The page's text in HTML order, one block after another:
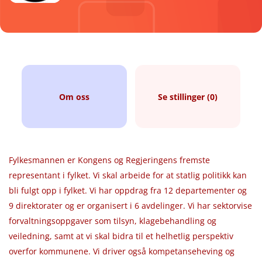
Om oss Se stillinger (0)
Fylkesmannen er Kongens og Regjeringens fremste
representant i fylket. Vi skal arbeide for at statlig politikk kan
bli fulgt opp i fylket. Vi har oppdrag fra 12 departementer og
9 direktorater og er organisert i 6 avdelinger. Vi har sektorvise
forvaltningsoppgaver som tilsyn, klagebehandling og
veiledning, samt at vi skal bidra til et helhetlig perspektiv
overfor kommunene. Vi driver også kompetanseheving og